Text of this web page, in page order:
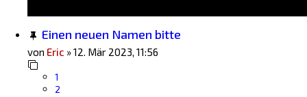
Einen neuen Namen bitte
von Eric »12. Mär 2023, 11:56
1
2